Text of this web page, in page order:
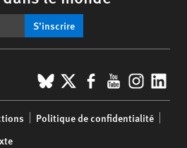
S’inscrire
BlueSky
X Facebook
YouTube
Politique de confidentialité